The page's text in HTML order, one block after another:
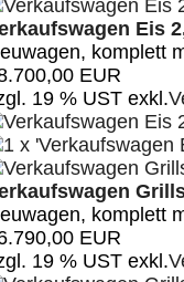
Eis
komplett
EUR
19 % UST exkl.
komplett
EUR
19 % UST exkl.